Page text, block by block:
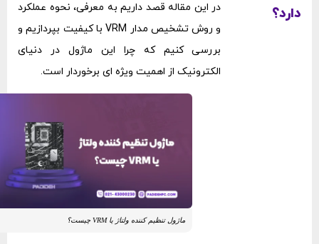
دارد؟
در این مقاله قصد داریم به معرفی، نحوه عملکرد
و روش تشخیص مدار VRM با کیفیت بپردازیم و
بررسی کنیم که چرا این ماژول در دنیای
الکترونیک از اهمیت ویژه ‌ای برخوردار است.
ماژول تنظیم‌ کننده‌ ولتاژ یا VRM چیست؟